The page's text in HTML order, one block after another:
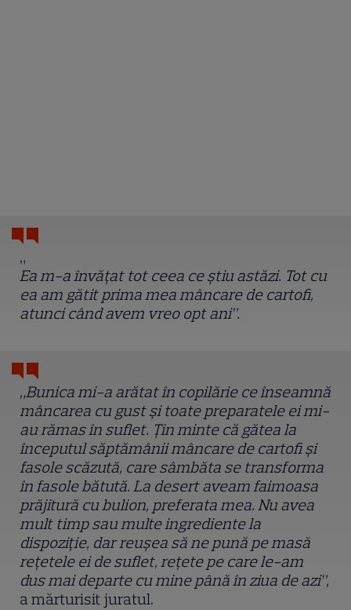
„
Ea m-a învățat tot ceea ce știu astăzi. Tot cu
ea am gătit prima mea mâncare de cartofi,
atunci când avem vreo opt ani”.
„Bunica mi-a arătat în copilărie ce înseamnă
mâncarea cu gust și toate preparatele ei mi-
au rămas în suflet. Țin minte că gătea la
începutul săptămânii mâncare de cartofi și
fasole scăzută, care sâmbăta se transforma
în fasole bătută. La desert aveam faimoasa
prăjitură cu bulion, preferata mea. Nu avea
mult timp sau multe ingrediente la
dispoziție, dar reușea să ne pună pe masă
rețetele ei de suflet, rețete pe care le-am
dus mai departe cu mine până în ziua de azi”,
a mărturisit juratul.